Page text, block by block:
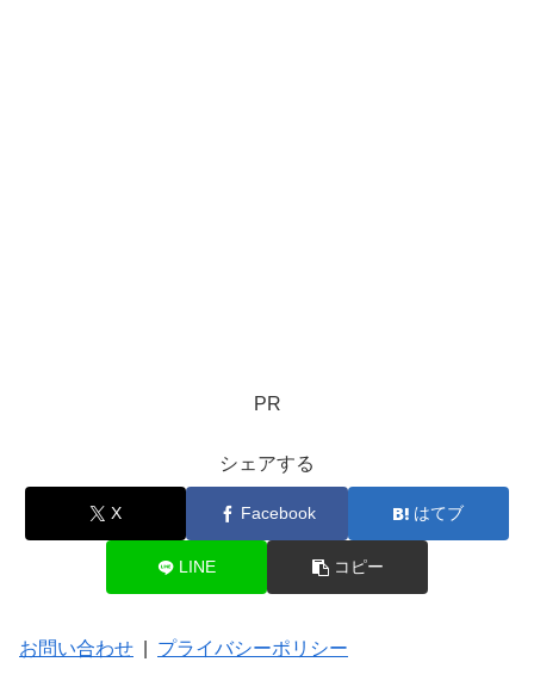
PR
シェアする
X Facebook はてブ
LINE コピー
お問い合わせ プライバシーポリシー